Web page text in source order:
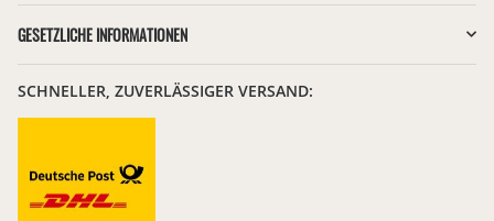
GESETZLICHE INFORMATIONEN
SCHNELLER, ZUVERLÄSSIGER VERSAND: